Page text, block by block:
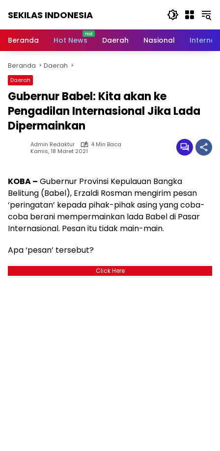
SEKILAS INDONESIA
Terkini,
Latest
World,
Headlines,
News
Today
Beranda Hot News Daerah Nasional
Beranda Daerah
Daerah
Gubernur Babel: Kita akan ke
Pengadilan Internasional Jika Lada
Dipermainkan
Admin Redaktur
4 Min Baca
Kamis, 18 Maret 2021
KOBA – Gubernur Provinsi Kepulauan Bangka
Belitung (Babel), Erzaldi Rosman mengirim pesan
‘peringatan’ kepada pihak-pihak asing yang coba-
coba berani mempermainkan lada Babel di Pasar
Internasional. Pesan itu tidak main-main.
Apa ‘pesan’ tersebut?
Click Here